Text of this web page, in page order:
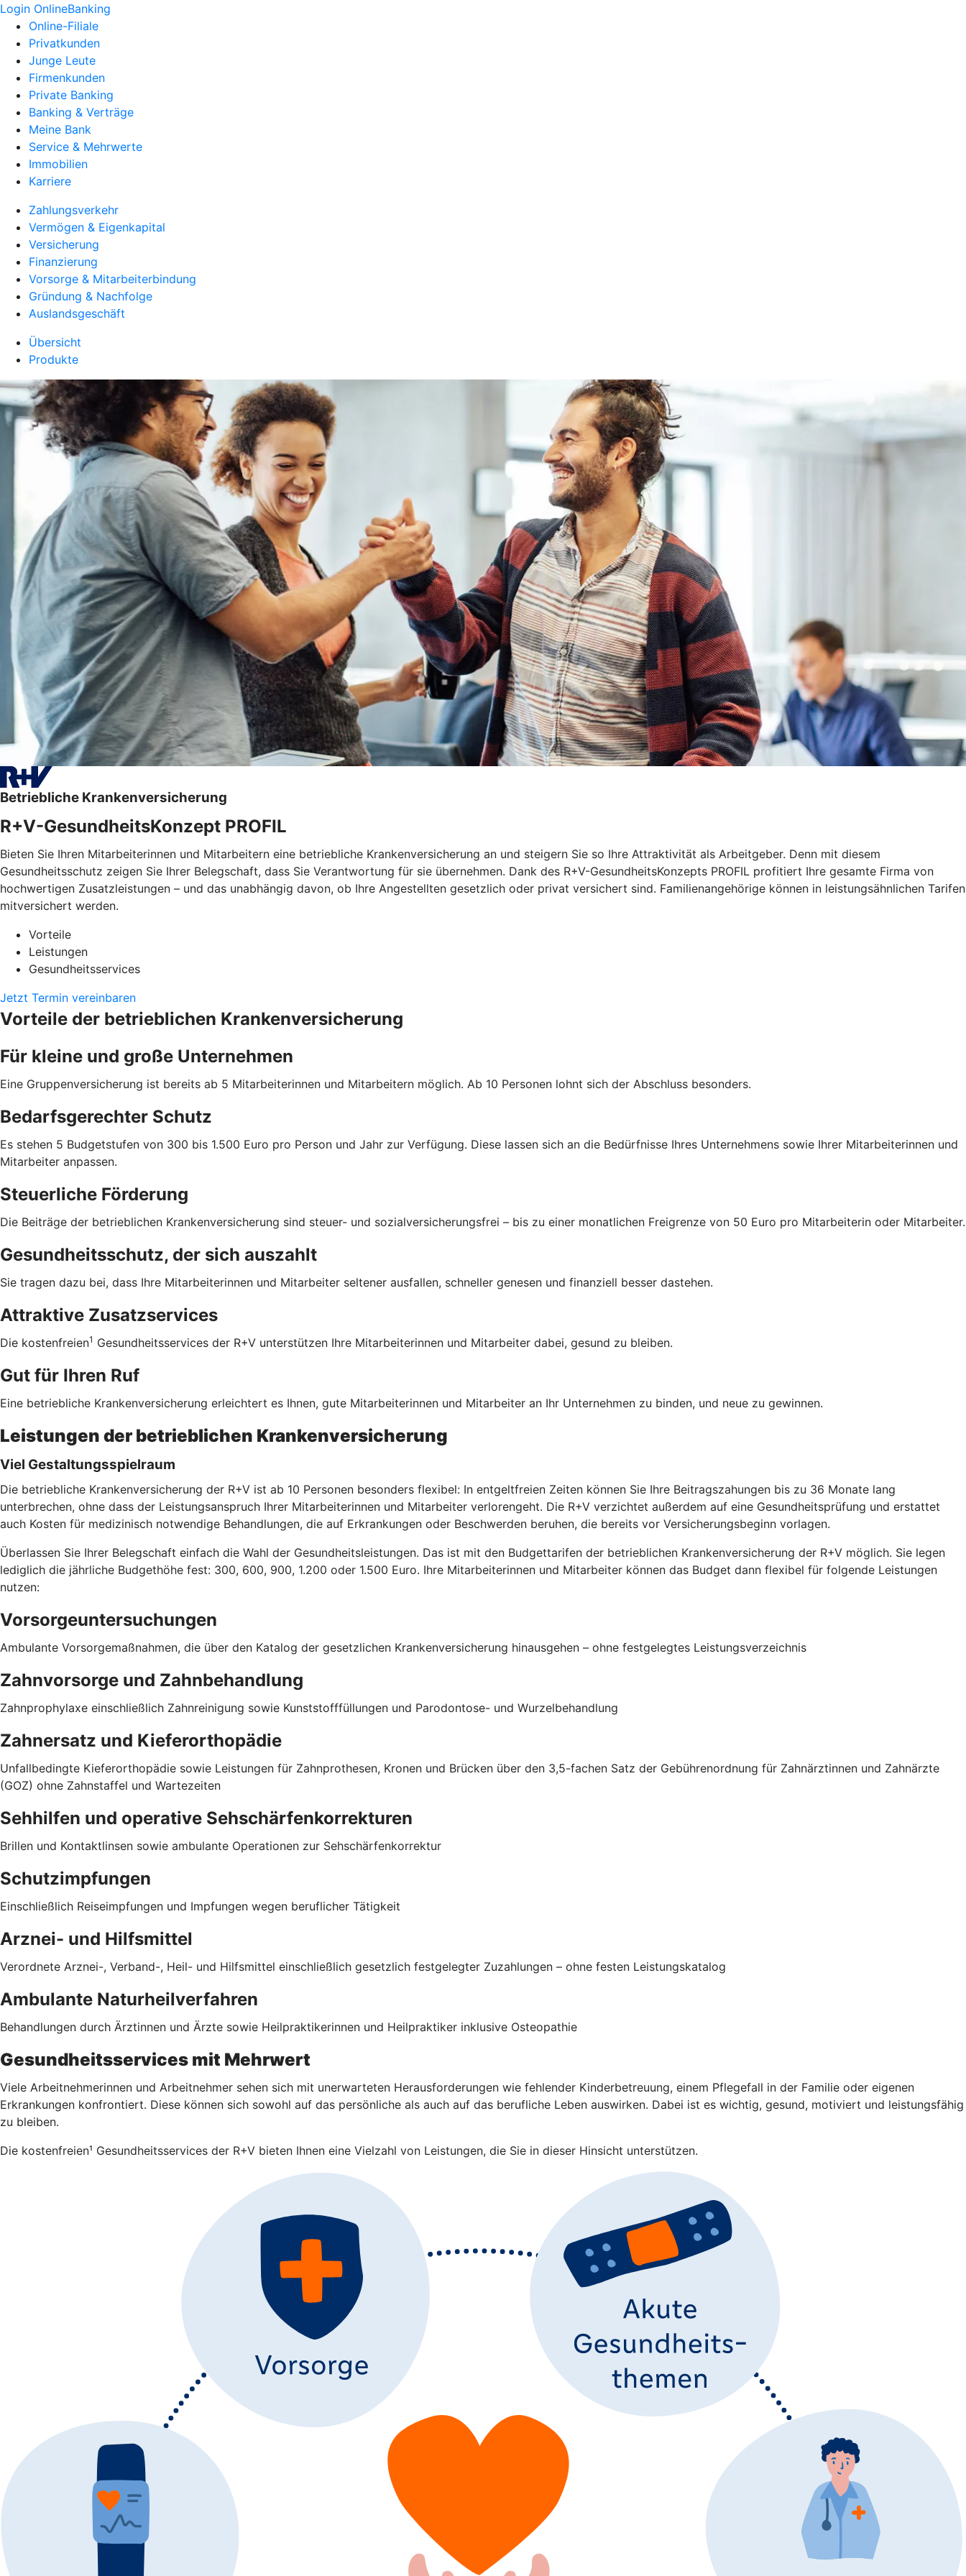
Login OnlineBanking
Online-Filiale
Privatkunden
Junge Leute
Firmenkunden
Private Banking
Banking & Verträge
Meine Bank
Service & Mehrwerte
Immobilien
Karriere
Zahlungsverkehr
Vermögen & Eigenkapital
Versicherung
Finanzierung
Vorsorge & Mitarbeiterbindung
Gründung & Nachfolge
Auslandsgeschäft
Übersicht
Produkte
Betriebliche Krankenversicherung
R+V-GesundheitsKonzept PROFIL
Bieten Sie Ihren Mitarbeiterinnen und Mitarbeitern eine betriebliche Krankenversicherung an und steigern Sie so Ihre Attraktivität als Arbeitgeber. Denn mit diesem
Gesundheitsschutz zeigen Sie Ihrer Belegschaft, dass Sie Verantwortung für sie übernehmen. Dank des R+V-GesundheitsKonzepts PROFIL profitiert Ihre gesamte Firma von
hochwertigen Zusatzleistungen – und das unabhängig davon, ob Ihre Angestellten gesetzlich oder privat versichert sind. Familienangehörige können in leistungsähnlichen Tarifen
mitversichert werden.
Vorteile
Leistungen
Gesundheitsservices
Jetzt Termin vereinbaren
Vorteile der betrieblichen Krankenversicherung
Für kleine und große Unternehmen
Eine Gruppenversicherung ist bereits ab 5 Mitarbeiterinnen und Mitarbeitern möglich. Ab 10 Personen lohnt sich der Abschluss besonders.
Bedarfsgerechter Schutz
Es stehen 5 Budgetstufen von 300 bis 1.500 Euro pro Person und Jahr zur Verfügung. Diese lassen sich an die Bedürfnisse Ihres Unternehmens sowie Ihrer Mitarbeiterinnen und
Mitarbeiter anpassen.
Steuerliche Förderung
Die Beiträge der betrieblichen Krankenversicherung sind steuer- und sozialversicherungsfrei – bis zu einer monatlichen Freigrenze von 50 Euro pro Mitarbeiterin oder Mitarbeiter.
Gesundheitsschutz, der sich auszahlt
Sie tragen dazu bei, dass Ihre Mitarbeiterinnen und Mitarbeiter seltener ausfallen, schneller genesen und finanziell besser dastehen.
Attraktive Zusatzservices
Die kostenfreien1 Gesundheitsservices der R+V unterstützen Ihre Mitarbeiterinnen und Mitarbeiter dabei, gesund zu bleiben.
Gut für Ihren Ruf
Eine betriebliche Krankenversicherung erleichtert es Ihnen, gute Mitarbeiterinnen und Mitarbeiter an Ihr Unternehmen zu binden, und neue zu gewinnen.
Leistungen der betrieblichen Krankenversicherung
Viel Gestaltungsspielraum
Die betriebliche Krankenversicherung der R+V ist ab 10 Personen besonders flexibel: In entgeltfreien Zeiten können Sie Ihre Beitragszahungen bis zu 36 Monate lang
unterbrechen, ohne dass der Leistungsanspruch Ihrer Mitarbeiterinnen und Mitarbeiter verlorengeht. Die R+V verzichtet außerdem auf eine Gesundheitsprüfung und erstattet
auch Kosten für medizinisch notwendige Behandlungen, die auf Erkrankungen oder Beschwerden beruhen, die bereits vor Versicherungsbeginn vorlagen.
Überlassen Sie Ihrer Belegschaft einfach die Wahl der Gesundheitsleistungen. Das ist mit den Budgettarifen der betrieblichen Krankenversicherung der R+V möglich. Sie legen
lediglich die jährliche Budgethöhe fest: 300, 600, 900, 1.200 oder 1.500 Euro. Ihre Mitarbeiterinnen und Mitarbeiter können das Budget dann flexibel für folgende Leistungen
nutzen:
Vorsorgeuntersuchungen
Ambulante Vorsorgemaßnahmen, die über den Katalog der gesetzlichen Krankenversicherung hinausgehen – ohne festgelegtes Leistungsverzeichnis
Zahnvorsorge und Zahnbehandlung
Zahnprophylaxe einschließlich Zahnreinigung sowie Kunststofffüllungen und Parodontose- und Wurzelbehandlung
Zahnersatz und Kieferorthopädie
Unfallbedingte Kieferorthopädie sowie Leistungen für Zahnprothesen, Kronen und Brücken über den 3,5-fachen Satz der Gebührenordnung für Zahnärztinnen und Zahnärzte
(GOZ) ohne Zahnstaffel und Wartezeiten
Sehhilfen und operative Sehschärfenkorrekturen
Brillen und Kontaktlinsen sowie ambulante Operationen zur Sehschärfenkorrektur
Schutzimpfungen
Einschließlich Reiseimpfungen und Impfungen wegen beruflicher Tätigkeit
Arznei- und Hilfsmittel
Verordnete Arznei-, Verband-, Heil- und Hilfsmittel einschließlich gesetzlich festgelegter Zuzahlungen – ohne festen Leistungskatalog
Ambulante Naturheilverfahren
Behandlungen durch Ärztinnen und Ärzte sowie Heilpraktikerinnen und Heilpraktiker inklusive Osteopathie
Gesundheitsservices mit Mehrwert
Viele Arbeitnehmerinnen und Arbeitnehmer sehen sich mit unerwarteten Herausforderungen wie fehlender Kinderbetreuung, einem Pflegefall in der Familie oder eigenen
Erkrankungen konfrontiert. Diese können sich sowohl auf das persönliche als auch auf das berufliche Leben auswirken. Dabei ist es wichtig, gesund, motiviert und leistungsfähig
zu bleiben.
Die kostenfreien¹ Gesundheitsservices der R+V bieten Ihnen eine Vielzahl von Leistungen, die Sie in dieser Hinsicht unterstützen.